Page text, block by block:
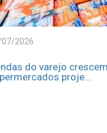
2026
do varejo
proje...